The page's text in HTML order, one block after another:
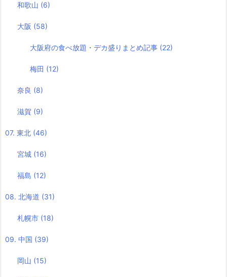
和歌山 (6)
大阪 (58)
大阪府の食べ放題・デカ盛りまとめ記事 (22)
梅田 (12)
奈良 (8)
滋賀 (9)
07. 東北 (46)
宮城 (16)
福島 (12)
08. 北海道 (31)
札幌市 (18)
09. 中国 (39)
岡山 (15)